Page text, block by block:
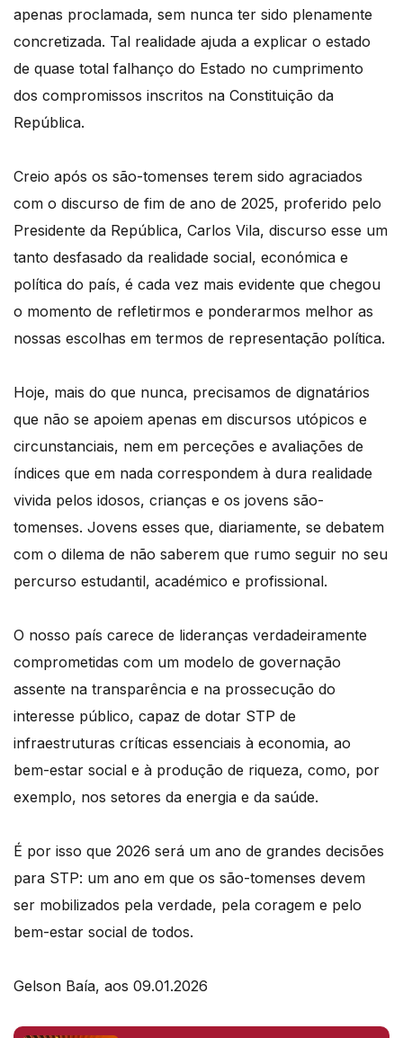
apenas proclamada, sem nunca ter sido plenamente
concretizada. Tal realidade ajuda a explicar o estado
de quase total falhanço do Estado no cumprimento
dos compromissos inscritos na Constituição da
República.
Creio após os são-tomenses terem sido agraciados
com o discurso de fim de ano de 2025, proferido pelo
Presidente da República, Carlos Vila, discurso esse um
tanto desfasado da realidade social, económica e
política do país, é cada vez mais evidente que chegou
o momento de refletirmos e ponderarmos melhor as
nossas escolhas em termos de representação política.
Hoje, mais do que nunca, precisamos de dignatários
que não se apoiem apenas em discursos utópicos e
circunstanciais, nem em perceções e avaliações de
índices que em nada correspondem à dura realidade
vivida pelos idosos, crianças e os jovens são-
tomenses. Jovens esses que, diariamente, se debatem
com o dilema de não saberem que rumo seguir no seu
percurso estudantil, académico e profissional.
O nosso país carece de lideranças verdadeiramente
comprometidas com um modelo de governação
assente na transparência e na prossecução do
interesse público, capaz de dotar STP de
infraestruturas críticas essenciais à economia, ao
bem-estar social e à produção de riqueza, como, por
exemplo, nos setores da energia e da saúde.
É por isso que 2026 será um ano de grandes decisões
para STP: um ano em que os são-tomenses devem
ser mobilizados pela verdade, pela coragem e pelo
bem-estar social de todos.
Gelson Baía, aos 09.01.2026